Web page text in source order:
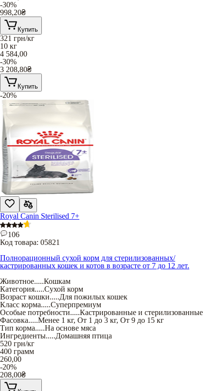
-30%
998,20₴
Купить
321 грн/кг
10 кг
4 584,00
-30%
3 208,80₴
Купить
-20%
Royal Canin Sterilised 7+
106
Код товара: 05821
Полнорационный сухой корм для стерилизованных/
кастрированных кошек и котов в возрасте от 7 до 12 лет.
Животное.....Кошкам
Категория.....Сухой корм
Возраст кошки.....Для пожилых кошек
Класс корма.....Суперпремиум
Особые потребности.....Кастрированные и стерилизованные
Фасовка.....Менее 1 кг, От 1 до 3 кг, От 9 до 15 кг
Тип корма.....На основе мяса
Ингредиенты.....Домашняя птица
520 грн/кг
400 грамм
260,00
-20%
208,00₴